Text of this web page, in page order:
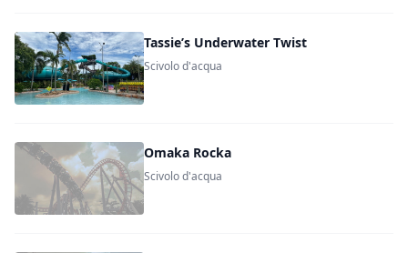
Tassie’s Underwater Twist
Scivolo d'acqua
Omaka Rocka
Scivolo d'acqua